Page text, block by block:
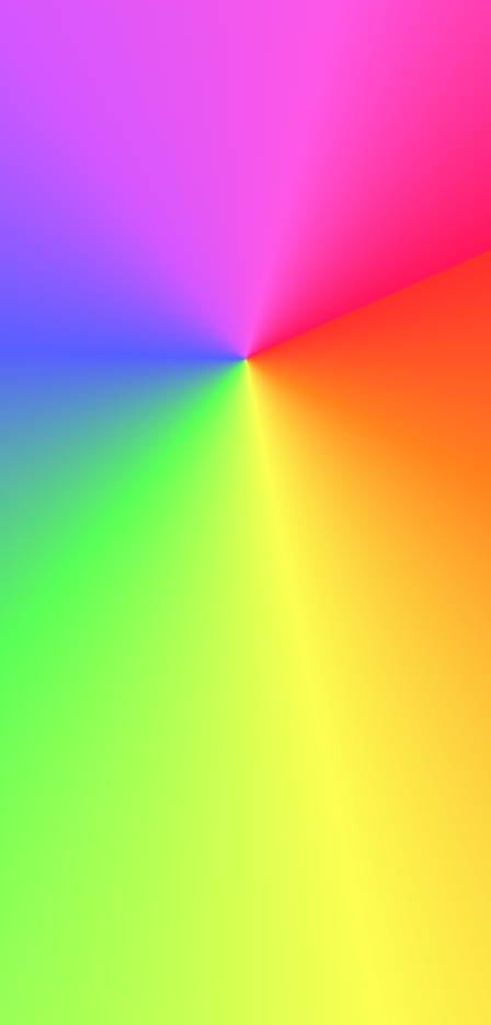
Innan du skickar, korrekturläs noggrant för att fånga
eventuella stavfel eller misstag som kan minska din